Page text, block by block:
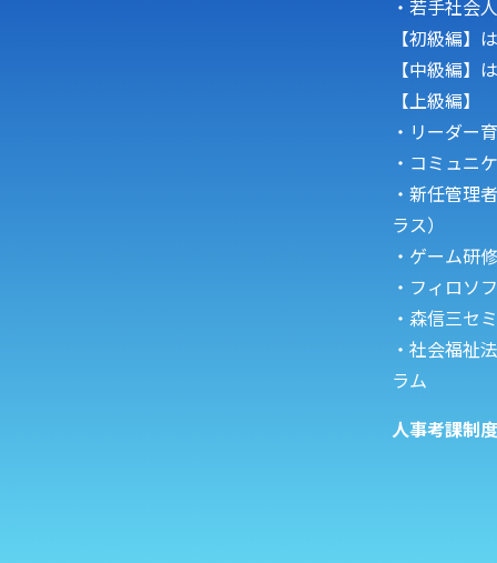
・若手社会
【初級編】
【中級編】
【上級編】
・リーダー
・コミュニ
・新任管理
ラス）
・ ゲーム研修
・フィロソ
・森信三セ
・ 社会福祉
ラム
人事考課制